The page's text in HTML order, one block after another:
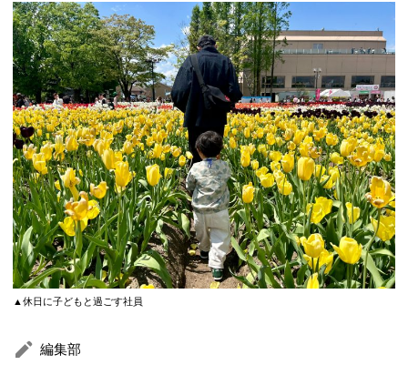
▲休日に子どもと過ごす社員
編集部